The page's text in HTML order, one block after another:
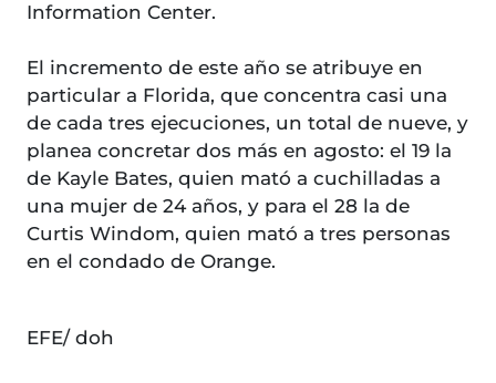
Information Center.
El incremento de este año se atribuye en
particular a Florida, que concentra casi una
de cada tres ejecuciones, un total de nueve, y
planea concretar dos más en agosto: el 19 la
de Kayle Bates, quien mató a cuchilladas a
una mujer de 24 años, y para el 28 la de
Curtis Windom, quien mató a tres personas
en el condado de Orange.
EFE/ doh